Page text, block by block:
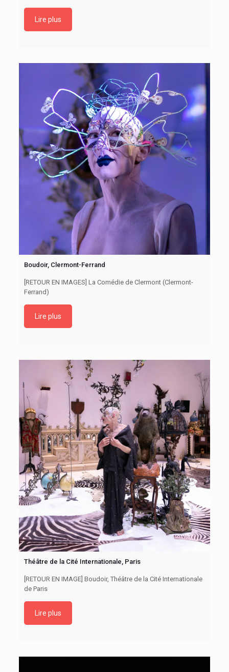
Lire plus
Boudoir, Clermont-Ferrand
[RETOUR EN IMAGES] La Comédie de Clermont (Clermont-
Ferrand)
Lire plus
Théâtre de la Cité Internationale, Paris
[RETOUR EN IMAGE] Boudoir, Théâtre de la Cité Internationale
de Paris
Lire plus